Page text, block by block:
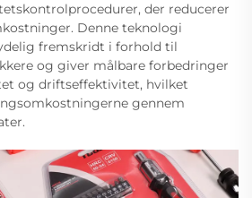
der reducerer
Denne teknologi
fremskridt i forhold til
og giver målbare forbedringer
og driftseffektivitet, hvilket
gennem